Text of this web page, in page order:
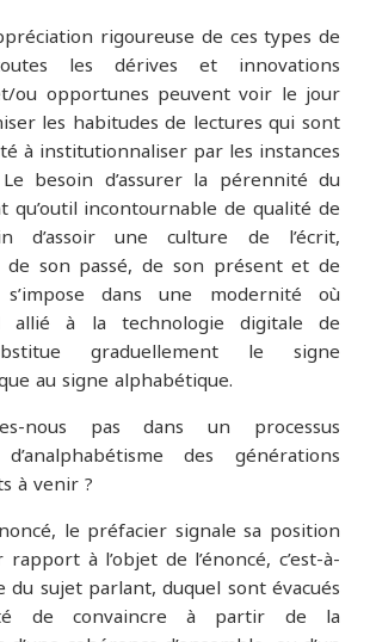
rigoureuse de ces types de
les dérives et innovations
ou opportunes peuvent voir le jour
les habitudes de lectures qui sont
à institutionnaliser par les instances
besoin d’assurer la pérennité du
qu’outil incontournable de qualité de
une culture de l’écrit,
son passé, de son présent et de
dans une modernité où
allié à la technologie digitale de
graduellement le signe
au signe alphabétique.
nous pas dans un processus
des générations
à venir ?
le préfacier signale sa position
à l’objet de l’énoncé, c’est-à-
sujet parlant, duquel sont évacués
de convaincre à partir de la